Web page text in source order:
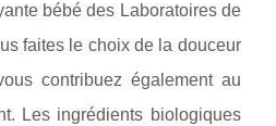
bébé des Laboratoires de
faites le choix de la douceur
contribuez également au
Les ingrédients biologiques